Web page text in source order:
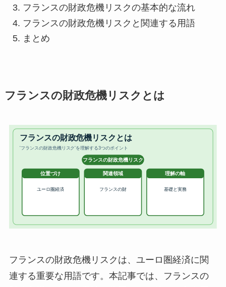
フランスの財政危機リスクの基本的な流れ
フランスの財政危機リスクと関連する用語
まとめ
フランスの財政危機リスクとは
フランスの財政危機リスクは、ユーロ圏経済に関
連する重要な用語です。本記事では、フランスの